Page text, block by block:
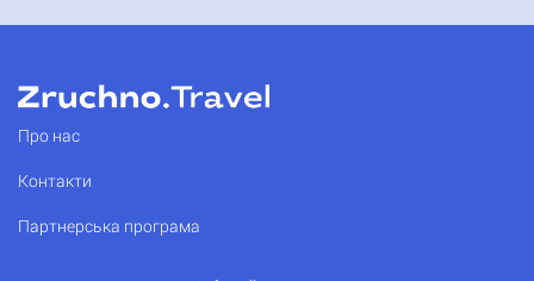
Про нас
Контакти
Партнерська програма